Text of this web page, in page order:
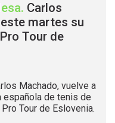
. Carlos
martes su
Tour de
Machado, vuelve a
española de tenis de
Tour de Eslovenia.